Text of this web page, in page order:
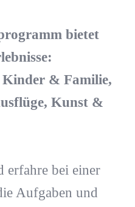
bietet
& Familie,
Kunst &
erfahre bei einer
Aufgaben und